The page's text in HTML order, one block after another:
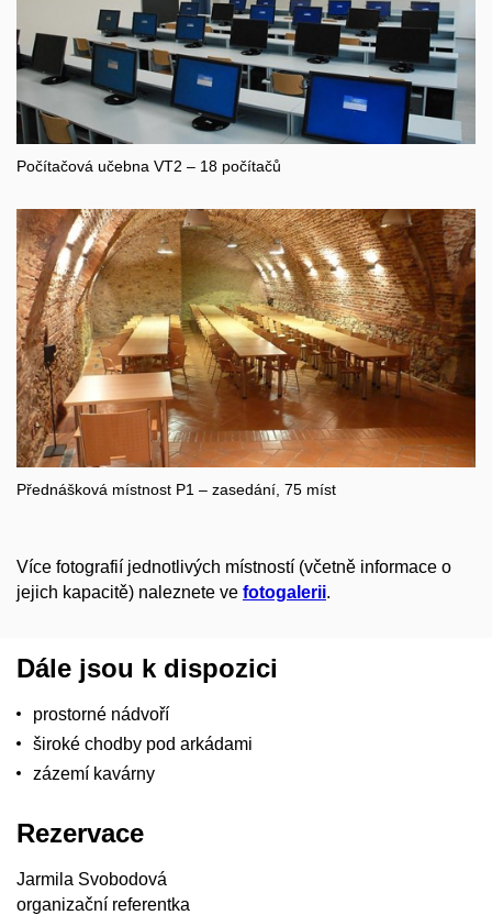
Počítačová učebna VT2 – 18 počítačů
Přednášková místnost P1 – zasedání, 75 míst
Více fotografií jednotlivých místností (včetně informace o
jejich kapacitě) naleznete ve fotogalerii.
Dále jsou k dispozici
prostorné nádvoří
široké chodby pod arkádami
zázemí kavárny
Rezervace
Jarmila Svobodová
organizační referentka